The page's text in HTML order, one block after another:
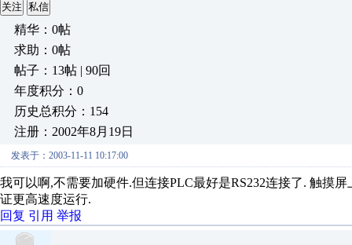
关注 私信
精华：0帖
求助：0帖
帖子：13帖 | 90回
年度积分：0
历史总积分：154
注册：2002年8月19日
发表于：2003-11-11 10:17:00
我可以啊,不需要加硬件.但连接PLC最好是RS232连接了. 触摸
证更高速度运行.
回复 引用 举报